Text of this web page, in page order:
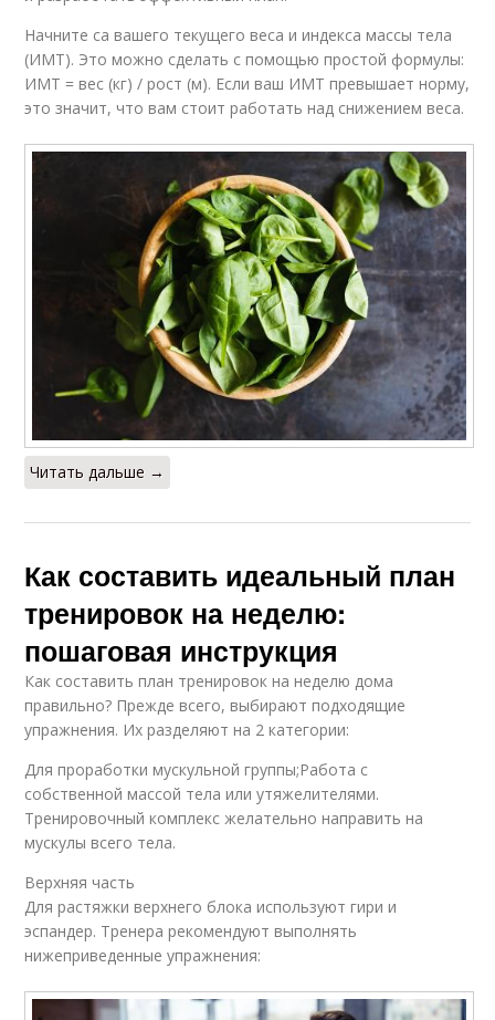
Начните са вашего текущего веса и индекса массы тела
(ИМТ). Это можно сделать с помощью простой формулы:
ИМТ = вес (кг) / рост (м). Если ваш ИМТ превышает норму,
это значит, что вам стоит работать над снижением веса.
Читать дальше →
Как составить идеальный план
тренировок на неделю:
пошаговая инструкция
Как составить план тренировок на неделю дома
правильно? Прежде всего, выбирают подходящие
упражнения. Их разделяют на 2 категории:
Для проработки мускульной группы;Работа с
собственной массой тела или утяжелителями.
Тренировочный комплекс желательно направить на
мускулы всего тела.
Верхняя часть
Для растяжки верхнего блока используют гири и
эспандер. Тренера рекомендуют выполнять
нижеприведенные упражнения: